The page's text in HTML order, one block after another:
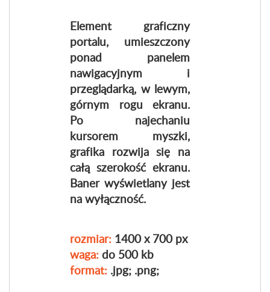
Element graficzny
portalu, umieszczony
ponad panelem
nawigacyjnym i
przeglądarką, w lewym,
górnym rogu ekranu.
Po najechaniu
kursorem myszki,
grafika rozwija się na
całą szerokość ekranu.
Baner wyświetlany jest
na wyłączność.
rozmiar: 1400 x 700 px
waga:do 500 kb
format: .jpg; .png;